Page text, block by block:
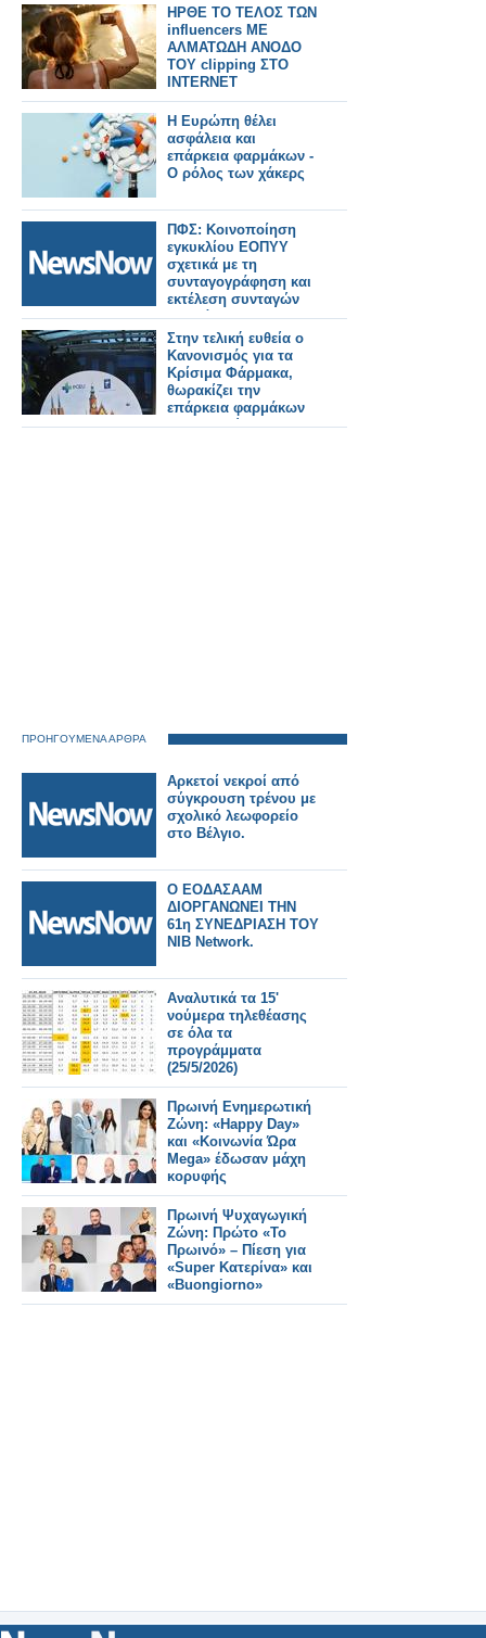
ΗΡΘΕ ΤΟ ΤΕΛΟΣ ΤΩΝ
influencers ΜΕ
ΑΛΜΑΤΩΔΗ ΑΝΟΔΟ
ΤΟΥ clipping ΣΤΟ
INTERNET
Η Ευρώπη θέλει
ασφάλεια και
επάρκεια φαρμάκων -
Ο ρόλος των χάκερς
ΠΦΣ: Κοινοποίηση
εγκυκλίου ΕΟΠΥΥ
σχετικά με τη
συνταγογράφηση και
εκτέλεση συνταγών
φαρμάκων για την
εξυπηρέτηση των
διακινούμενων
πολιτών
Στην τελική ευθεία ο
Κανονισμός για τα
Κρίσιμα Φάρμακα,
θωρακίζει την
επάρκεια φαρμάκων
στην Ευρώπη
ΠΡΟΗΓΟΥΜΕΝΑ ΑΡΘΡΑ
Αρκετοί νεκροί από
σύγκρουση τρένου με
σχολικό λεωφορείο
στο Βέλγιο.
Ο ΕΟΔΑΣΑΑΜ
ΔΙΟΡΓΑΝΩΝΕΙ ΤΗΝ
61η ΣΥΝΕΔΡΙΑΣΗ ΤΟΥ
NIB Network.
Αναλυτικά τα 15'
νούμερα τηλεθέασης
σε όλα τα
προγράμματα
(25/5/2026)
Πρωινή Ενημερωτική
Ζώνη: «Happy Day»
και «Κοινωνία Ώρα
Mega» έδωσαν μάχη
κορυφής
Πρωινή Ψυχαγωγική
Ζώνη: Πρώτο «Το
Πρωινό» – Πίεση για
«Super Κατερίνα» και
«Buongiorno»